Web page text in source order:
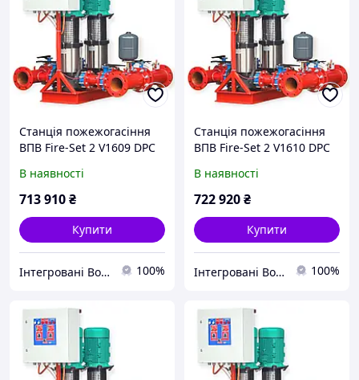
Станція пожежогасіння
ВПВ Fire-Set 2 V1609 DPC
В наявності
713 910₴
Купити
Інтегровані Водні Технології ТОВ 100%
Станція пожежогасіння
ВПВ Fire-Set 2 V1610 DPC
В наявності
722 920₴
Купити
Інтегровані Водні Технології ТОВ 100%